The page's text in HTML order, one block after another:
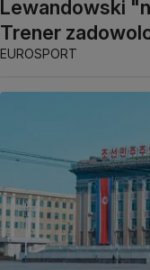
Lewandowski
Trener
EUROSPORT